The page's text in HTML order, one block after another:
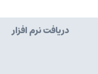
دریافت نرم افزار